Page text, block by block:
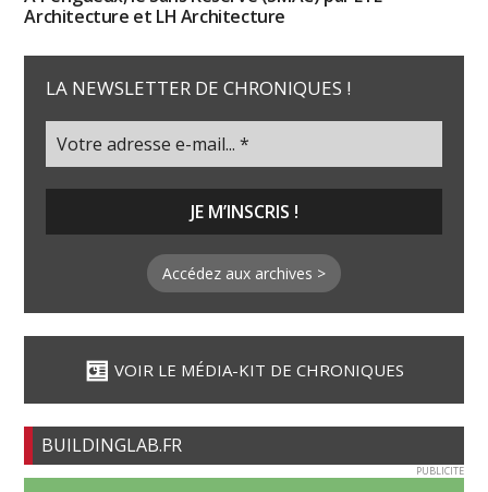
Architecture et LH Architecture
LA NEWSLETTER DE CHRONIQUES !
Accédez aux archives >
VOIR LE MÉDIA-KIT DE CHRONIQUES
BUILDINGLAB.FR
PUBLICITE